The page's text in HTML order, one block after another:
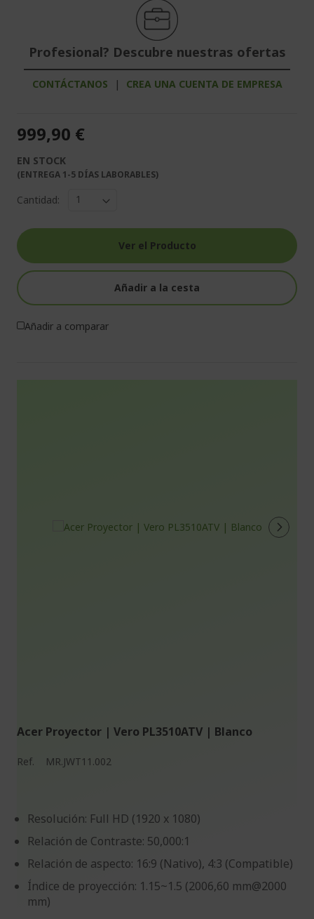
Profesional? Descubre nuestras ofertas
CONTÁCTANOS | CREA UNA CUENTA DE EMPRESA
999,90 €
EN STOCK
(ENTREGA 1-5 DÍAS LABORABLES)
Cantidad:
Ver el Producto
Añadir a la cesta
Añadir a comparar
Acer Proyector | Vero PL3510ATV | Blanco
Ref. MR.JWT11.002
Resolución: Full HD (1920 x 1080)
Relación de Contraste: 50,000:1
Relación de aspecto: 16:9 (Nativo), 4:3 (Compatible)
Índice de proyección: 1.15~1.5 (2006,60 mm@2000
mm)